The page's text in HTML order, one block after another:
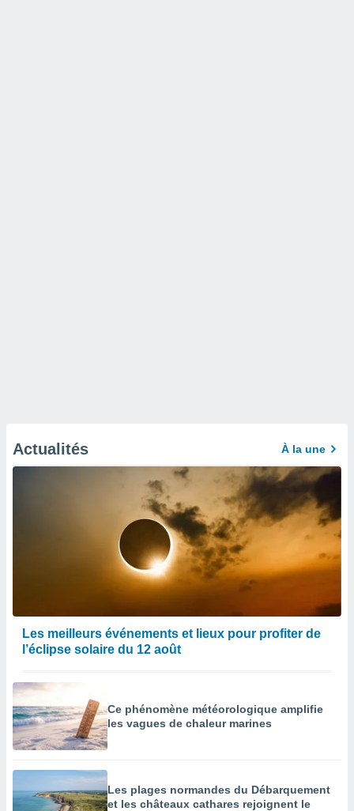
Actualités À la une
Les meilleurs événements et lieux pour profiter de
l’éclipse solaire du 12 août
Ce phénomène météorologique amplifie
les vagues de chaleur marines
Les plages normandes du Débarquement
et les châteaux cathares rejoignent le